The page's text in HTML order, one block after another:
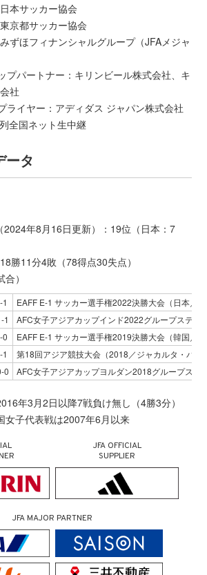
本サッカー協会
京都サッカー協会
ずほフィナンシャルグループ（JFAメジャ
プパートナー：キリンビール株式会社、キ
社
ライヤー：アディダス ジャパン株式会社
全国ネット生中継
ータ
年8月16日更新）：19位（日本：7
勝11分4敗（78得点30失点）
）
1 EAFF E-1 サッカー選手権2022決勝大会（日本／
1 AFC女子アジアカップインド2022グループステー
0 EAFF E-1 サッカー選手権2019決勝大会（韓国／
1 第18回アジア競技大会（2018／ジャカルタ・パ
0 AFC女子アジアカップヨルダン2018グループステ
年3月2日以降7戦負け無し（4勝3分）
女子代表戦は2007年6月以来
JFA OFFICIAL
SUPPLIER
JFA MAJOR PARTNER